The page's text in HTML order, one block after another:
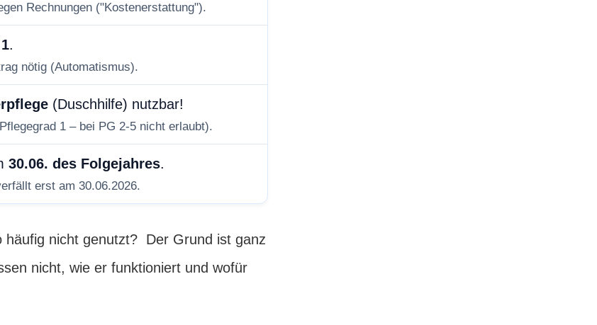
Rechnungen ("Kostenerstattung").
.
nötig (Automatismus).
(Duschhilfe) nutzbar!
1 – bei PG 2-5 nicht erlaubt).
30.06. des Folgejahres.
erst am 30.06.2026.
häufig nicht genutzt? Der Grund ist ganz
nicht, wie er funktioniert und wofür